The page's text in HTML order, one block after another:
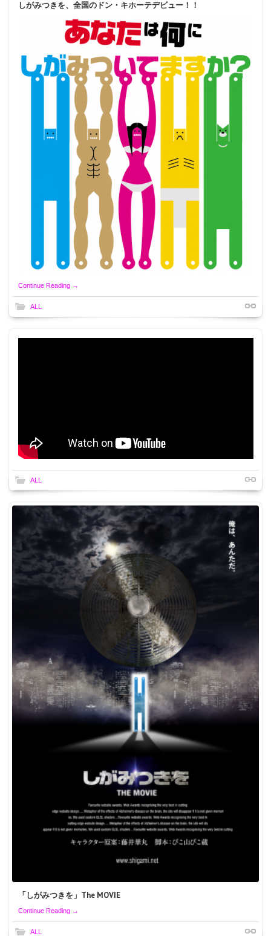
しがみつきを、全国のドン・キホーテデビュー！！
Continue Reading →
ALL
ALL
「しがみつきを」The MOVIE
Continue Reading →
ALL